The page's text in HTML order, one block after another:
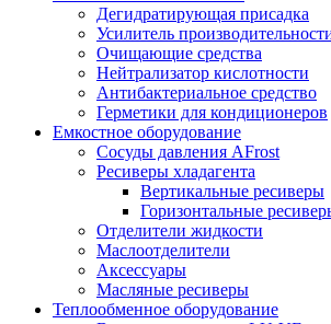
Дегидратирующая присадка
Усилитель
Очищающие средства
Нейтрализатор кислотности
Антибактериальное средство
Герметики для кондиционеров
Емкостное оборудование
Сосуды давления AFrost
Ресиверы хладагента
Вертикальные ресиверы
Горизонтальные
Отделители жидкости
Маслоотделители
Аксессуары
Масляные ресиверы
Теплообменное оборудование